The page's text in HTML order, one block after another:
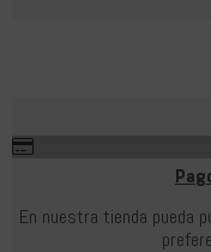
En nuestra tienda pueda